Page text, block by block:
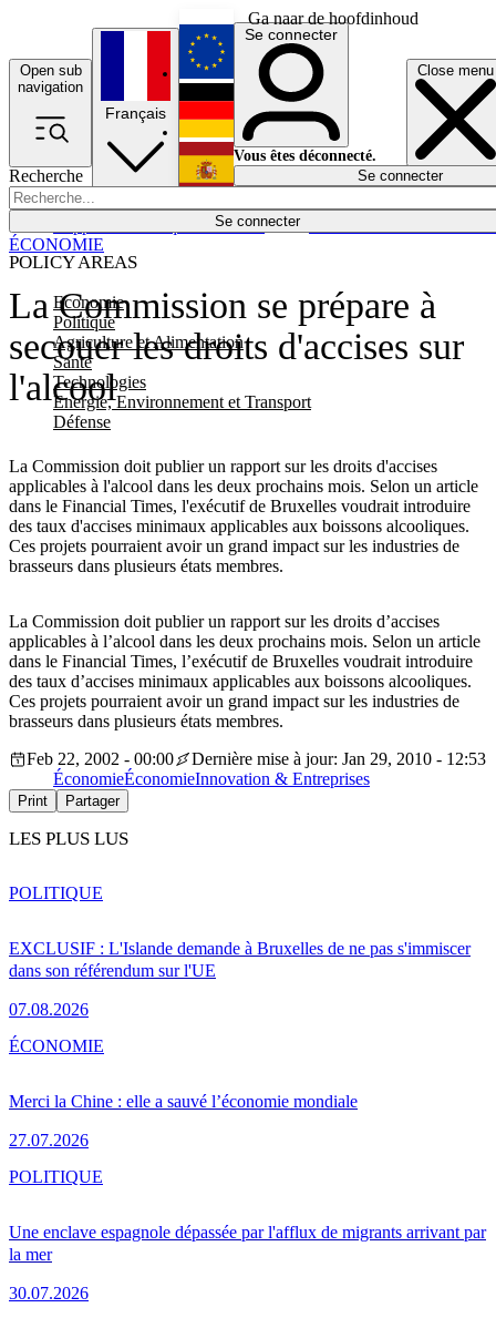
Ga naar de hoofdinhoud
Open sub
navigation
Close menu
Recherche
Se connecter
POLICY AREAS
Economie
Politique
Agriculture et Alimentation
Santé
Technologies
Energie, Environnement et Transport
Défense
Économie
Français
English
Deutsch
Español
Se connecter
Vous êtes déconnecté.
Se connecter
La Commission se prépare à
secouer les droits d'accises sur
l'alcool
La Commission doit publier un rapport sur les droits d'accises
applicables à l'alcool dans les deux prochains mois. Selon un article
dans le Financial Times, l'exécutif de Bruxelles voudrait introduire
des taux d'accises minimaux applicables aux boissons alcooliques.
Ces projets pourraient avoir un grand impact sur les industries de
brasseurs dans plusieurs états membres.
ÉCONOMIE
La Commission doit publier un rapport sur les droits d’accises
applicables à l’alcool dans les deux prochains mois. Selon un article
dans le Financial Times, l’exécutif de Bruxelles voudrait introduire
des taux d’accises minimaux applicables aux boissons alcooliques.
Ces projets pourraient avoir un grand impact sur les industries de
brasseurs dans plusieurs états membres.
Feb 22, 2002 - 00:00
Dernière mise à jour: Jan 29, 2010 - 12:53
ÉconomieÉconomieInnovation & Entreprises
Print Partager
LES PLUS LUS
EXCLUSIF : L'Islande demande à Bruxelles de ne pas s'immiscer
dans son référendum sur l'UE
07.08.2026
POLITIQUE
Merci la Chine : elle a sauvé l’économie mondiale
27.07.2026
ÉCONOMIE
Une enclave espagnole dépassée par l'afflux de migrants arrivant par
la mer
30.07.2026
POLITIQUE